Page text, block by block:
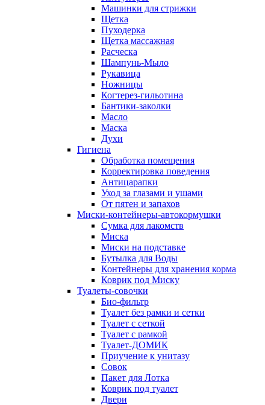
Машинки для стрижки
Щетка
Пуходерка
Щетка массажная
Расческа
Шампунь-Мыло
Рукавица
Ножницы
Когтерез-гильотина
Бантики-заколки
Масло
Маска
Духи
Гигиена
Обработка помещения
Корректировка поведения
Антицарапки
Уход за глазами и ушами
От пятен и запахов
Миски-контейнеры-автокормушки
Сумка для лакомств
Миска
Миски на подставке
Бутылка для Воды
Контейнеры для хранения корма
Коврик под Миску
Туалеты-совочки
Био-фильтр
Туалет без рамки и сетки
Туалет с сеткой
Туалет с рамкой
Туалет-ДОМИК
Приучение к унитазу
Совок
Пакет для Лотка
Коврик под туалет
Двери